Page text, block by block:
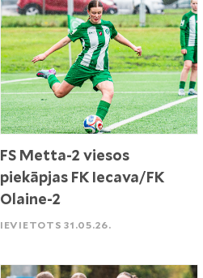
FS Metta-2 viesos
piekāpjas FK Iecava/FK
Olaine-2
IEVIETOTS 31.05.26.